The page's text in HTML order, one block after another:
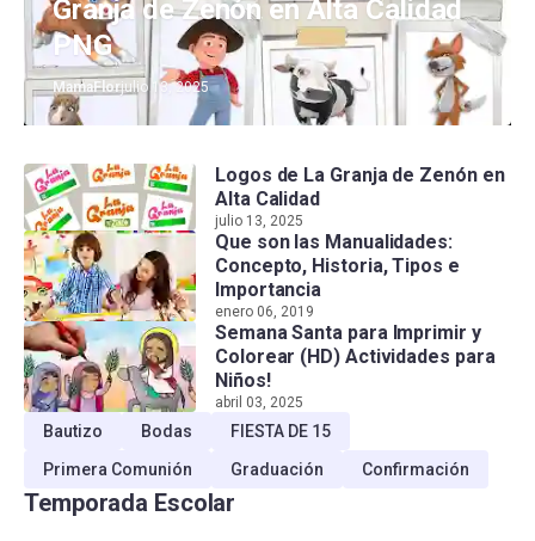
Granja de Zenón en Alta Calidad
PNG
MamaFlorjulio 13, 2025
Logos de La Granja de Zenón en
Alta Calidad
julio 13, 2025
Que son las Manualidades:
Concepto, Historia, Tipos e
Importancia
enero 06, 2019
Semana Santa para Imprimir y
Colorear (HD) Actividades para
Niños!
abril 03, 2025
Bautizo Bodas
FIESTA DE 15
Primera Comunión
Graduación Confirmación
Temporada Escolar